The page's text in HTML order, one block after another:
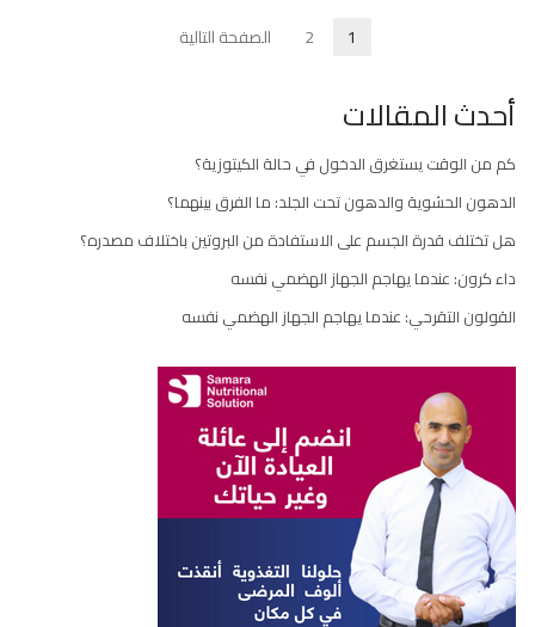
المقالات
Page 1
Page 2 الصفحة التالية
أحدث المقالات
كم من الوقت يستغرق الدخول في حالة الكيتوزية؟
الدهون الحشوية والدهون تحت الجلد: ما الفرق بينهما؟
هل تختلف قدرة الجسم على الاستفادة من البروتين باختلاف مصدره؟
داء كرون: عندما يهاجم الجهاز الهضمي نفسه
القولون التقرحي: عندما يهاجم الجهاز الهضمي نفسه